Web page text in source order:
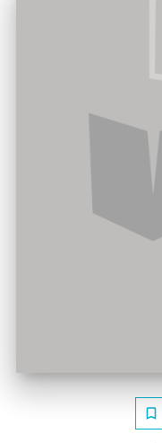
bookmark_border